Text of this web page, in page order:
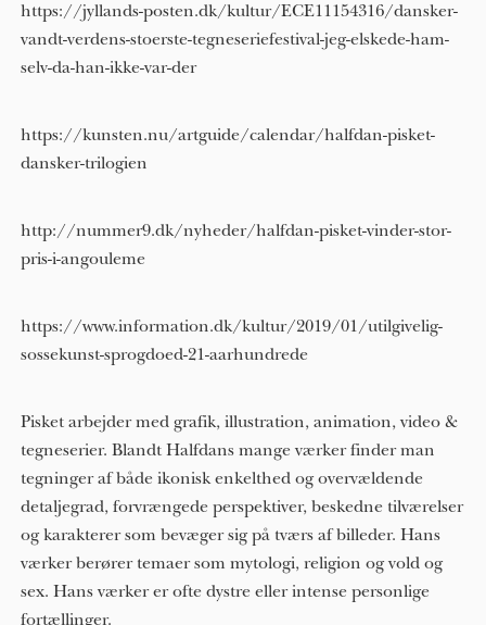
https://jyllands-posten.dk/kultur/ECE11154316/dansker-
vandt-verdens-stoerste-tegneseriefestival-jeg-elskede-ham-
selv-da-han-ikke-var-der
https://kunsten.nu/artguide/calendar/halfdan-pisket-
dansker-trilogien
http://nummer9.dk/nyheder/halfdan-pisket-vinder-stor-
pris-i-angouleme
https://www.information.dk/kultur/2019/01/utilgivelig-
sossekunst-sprogdoed-21-aarhundrede
Pisket arbejder med grafik, illustration, animation, video &
tegneserier. Blandt Halfdans mange værker finder man
tegninger af både ikonisk enkelthed og overvældende
detaljegrad, forvrængede perspektiver, beskedne tilværelser
og karakterer som bevæger sig på tværs af billeder. Hans
værker berører temaer som mytologi, religion og vold og
sex. Hans værker er ofte dystre eller intense personlige
fortællinger.